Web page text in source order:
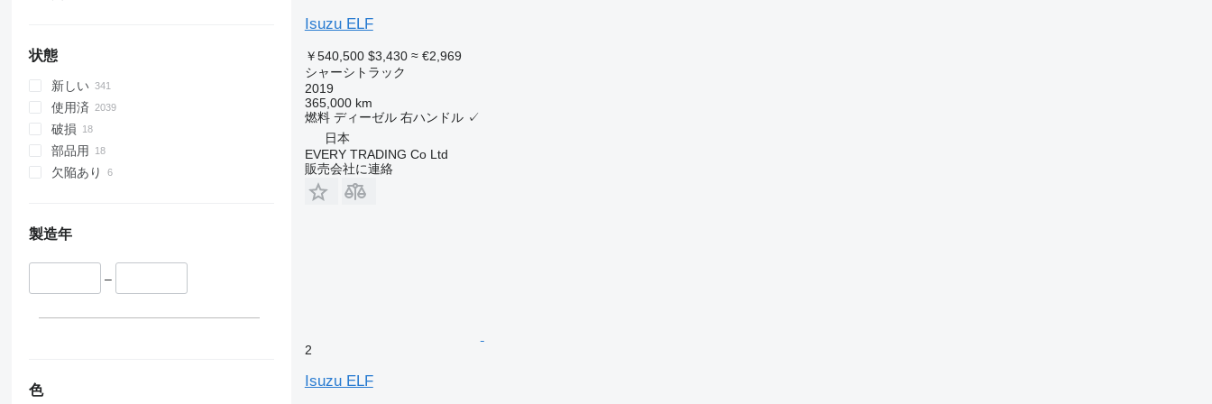
状態
新しい
使用済
破損
部品用
欠陥あり
製造年
–
色
Isuzu ELF
￥540,500 $3,430 ≈ €2,969
シャーシトラック
2019
365,000 km
燃料 ディーゼル 右ハンドル ✓
日本
EVERY TRADING Co Ltd
販売会社に連絡
2
Isuzu ELF